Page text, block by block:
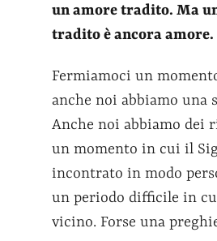
un amore tradito. Ma
tradito è ancora amore.
Fermiamoci un
anche noi abbiamo una
Anche noi abbiamo dei
un momento in cui il
incontrato in modo
un periodo difficile in
vicino. Forse una